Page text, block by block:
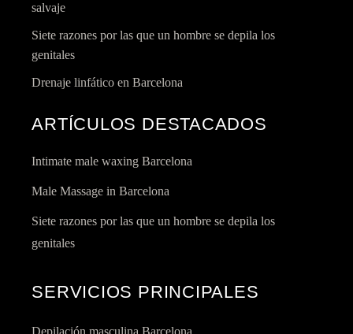
salvaje
Siete razones por las que un hombre se depila los
genitales
Drenaje linfático en Barcelona
ARTÍCULOS DESTACADOS
Intimate male waxing Barcelona
Male Massage in Barcelona
Siete razones por las que un hombre se depila los
genitales
SERVICIOS PRINCIPALES